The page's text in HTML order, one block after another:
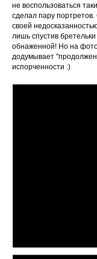
не воспользоваться
сделал пару портретов.
своей
лишь спустив
обнаженной! Но на
додумывает
испорченности :)